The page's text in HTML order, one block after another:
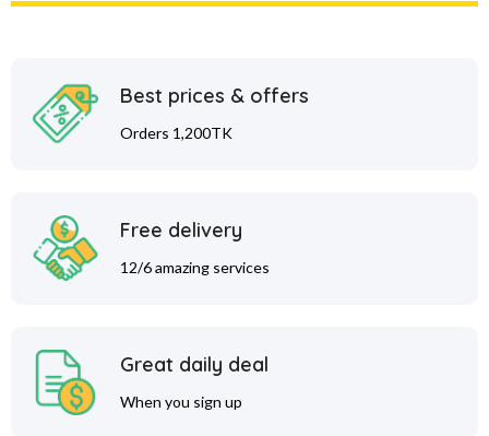
Best prices & offers
Orders 1,200TK
Free delivery
12/6 amazing services
Great daily deal
When you sign up